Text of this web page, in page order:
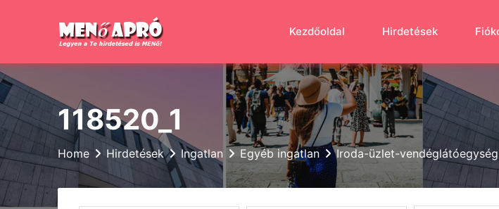
Kezdőoldal Hirdetések
118520_1
Home Hirdetések Ingatlan Egyéb ingatlan Iroda-üzlet-